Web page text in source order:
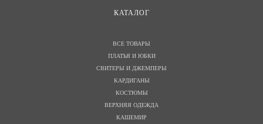
КАТАЛОГ
ВСЕ ТОВАРЫ
ПЛАТЬЯ И ЮБКИ
СВИТЕРЫ И ДЖЕМПЕРЫ
КАРДИГАНЫ
КОСТЮМЫ
ВЕРХНЯЯ ОДЕЖДА
КАШЕМИР